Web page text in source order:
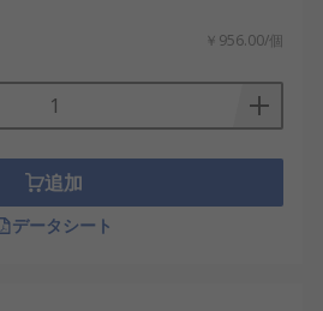
￥956.00/個
追加
データシート